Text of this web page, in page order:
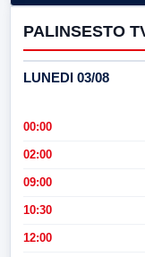
PALINSESTO
LUNEDI 03/08
00:00
02:00
09:00
10:30
12:00